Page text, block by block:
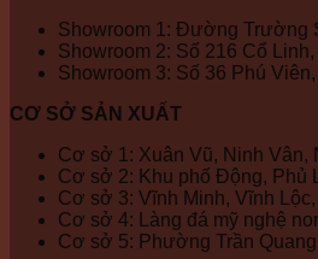
Showroom 1: Đường Trường
Showroom 2: Số 216 Cổ
Showroom 3: Số 36 Phú
CƠ SỞ SẢN XUẤT
Cơ sở 1: Xuân Vũ, Ninh Vân,
Cơ sở 2: Khu phố Động, Phủ
Cơ sở 3: Vĩnh Minh, Vĩnh
Cơ sở 4: Làng đá mỹ nghệ
Cơ sở 5: Phường Trần